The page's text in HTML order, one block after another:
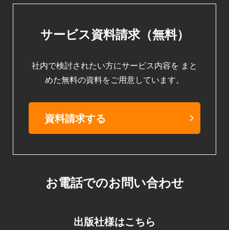
サービス資料請求（無料）
社内で検討されたい方にサービス内容を まと
めた無料の資料をご用意しています。
資料請求する
お電話でのお問い合わせ
出版社様はこちら